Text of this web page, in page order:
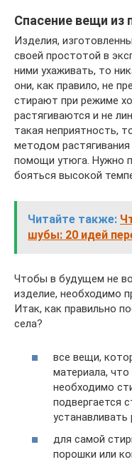
Спасение вещи из
Изделия,
своей простотой в
ними ухаживать, то
они, как правило, не
стирают при режиме
растягиваются и не
такая неприятность,
методом
помощи утюга. Нужно
бояться высокой
Читайте также:
шубы: 20 идей
Чтобы в будущем не
изделие, необходимо
Итак, как правильно
села?
все вещи,
материала,
необходимо
подвергается
для самой
порошки или